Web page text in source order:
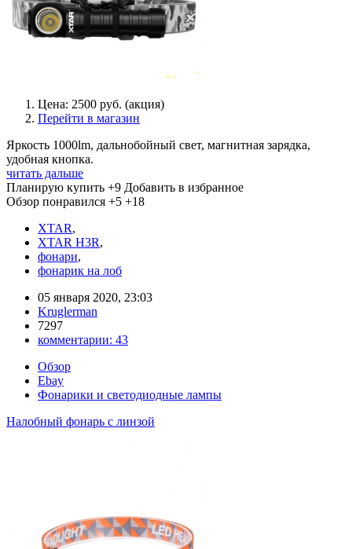
Цена: 2500 руб. (акция)
Перейти в магазин
Яркость 1000lm, дальнобойный свет, магнитная зарядка,
удобная кнопка.
читать дальше
Планирую купить +9 Добавить в избранное
Обзор понравился +5 +18
XTAR,
XTAR H3R,
фонари,
фонарик на лоб
05 января 2020, 23:03
Kruglerman
7297
комментарии: 43
Обзор
Ebay
Фонарики и светодиодные лампы
Налобный фонарь с линзой